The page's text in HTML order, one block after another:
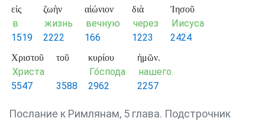
εἰς
в
1519
ζωὴν
жизнь
2222
αἰώνιον
вечную
166
διὰ
через
1223
Ἰησοῦ
Иисуса
2424
Χριστοῦ
Христа
5547
τοῦ
3588
κυρίου
Го́спода
2962
ἡμῶν.
нашего.
2257
Послание к Римлянам, 5 глава. Подстрочник